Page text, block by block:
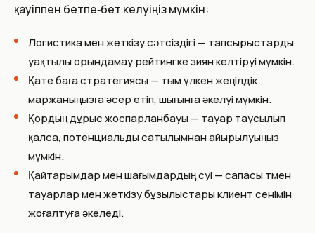
қауіппен бетпе‑бет келуіңіз мүмкін:
Логистика мен жеткізу сәтсіздігі — тапсырыстарды
уақтылы орындамау рейтингке зиян келтіруі мүмкін.
Қате баға стратегиясы — тым үлкен жеңілдік
маржаныңызға әсер етіп, шығынға әкелуі мүмкін.
Қордың дұрыс жоспарланбауы — тауар таусылып
қалса, потенциальды сатылымнан айырылуыңыз
мүмкін.
Қайтарымдар мен шағымдардың өсуі — сапасы төмен
тауарлар мен жеткізу бұзылыстары клиент сенімін
жоғалтуға әкеледі.